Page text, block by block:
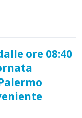
ore 08:40